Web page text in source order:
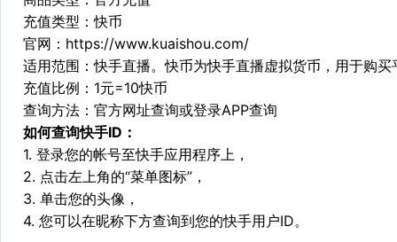
充值类型：快币
官网： https://www.kuaishou.com/
适用范围：快手直播。快币为快手直播虚拟货币，用于购买
充值比例：1元=10快币
查询方法：官方网址查询或登录APP查询
如何查询快手ID：
1. 登录您的帐号至快手应用程序上，
2. 点击左上角的“菜单图标”，
3. 单击您的头像，
4. 您可以在昵称下方查询到您的快手用户ID。